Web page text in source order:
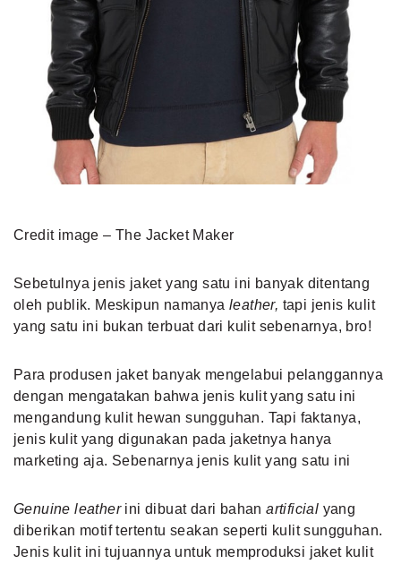
Credit image – The Jacket Maker
Sebetulnya jenis jaket yang satu ini banyak ditentang
oleh publik. Meskipun namanya leather, tapi jenis kulit
yang satu ini bukan terbuat dari kulit sebenarnya, bro!
Para produsen jaket banyak mengelabui pelanggannya
dengan mengatakan bahwa jenis kulit yang satu ini
mengandung kulit hewan sungguhan. Tapi faktanya,
jenis kulit yang digunakan pada jaketnya hanya
marketing aja. Sebenarnya jenis kulit yang satu ini
Genuine leather ini dibuat dari bahanartificial yang
diberikan motif tertentu seakan seperti kulit sungguhan.
Jenis kulit ini tujuannya untuk memproduksi jaket kulit